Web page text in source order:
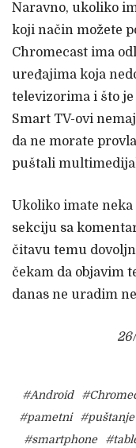
Naravno, ukoliko
koji način možete
Chromecast ima
uređajima koja
televizorima i što
Smart TV-ovi
da ne morate
puštali
Ukoliko imate neka
sekciju sa
čitavu temu
čekam da objavim
danas ne uradim
#Android
#pametni
#puštanje
#smartphone